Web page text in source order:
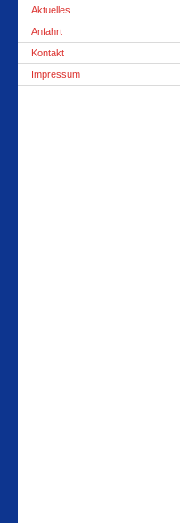
Aktuelles
Anfahrt
Kontakt
Impressum